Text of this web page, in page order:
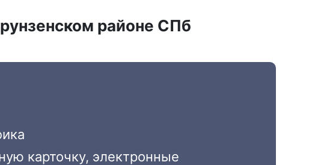
районе СПб
карточку, электронные